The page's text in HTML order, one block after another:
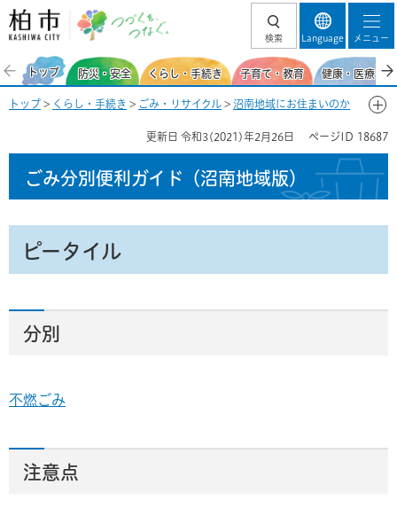
柏市 つづくを、
検索 Language メニュー
トップ 防災・安全 くらし・手続き 子育て・教育 健康・医療・
トップ > くらし・手続き > ごみ・リサイクル > 沼南地域にお住まいのか
更新日 令和3(2021)年2月26日 ページID 18687
ごみ分別便利ガイド （沼南地域版）
ピータイル
分別
不燃ごみ
注意点